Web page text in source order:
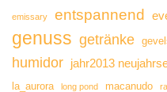
emissary entspannend
genuss getränke
humidor jahr2013
la_aurora
long pond macanudo